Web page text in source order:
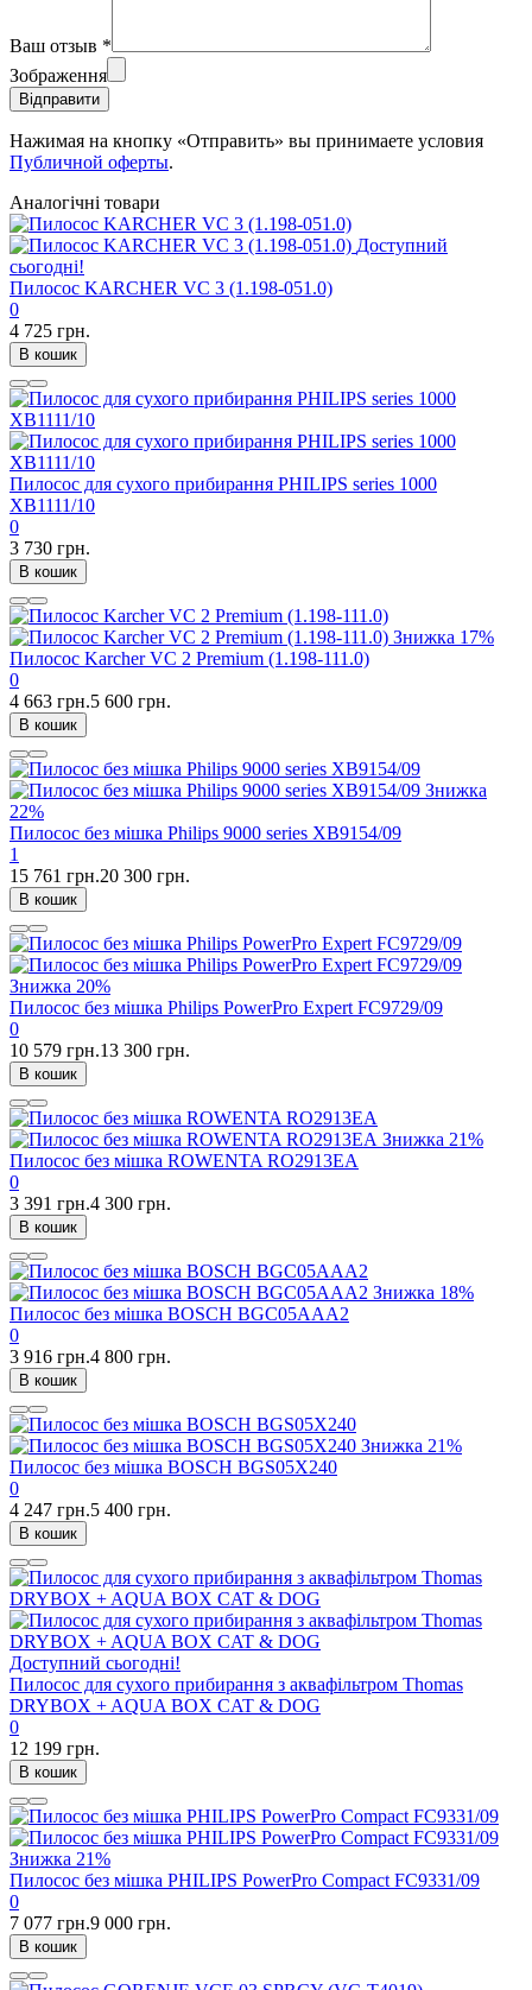
Ваш отзыв *
Зображення
Відправити
Нажимая на кнопку «Отправить» вы принимаете условия
Публичной оферты.
Аналогічні товари
Доступний
сьогодні!
Пилосос KARCHER VC 3 (1.198-051.0)
0
4 725 грн.
В кошик
Пилосос для сухого прибирання PHILIPS series 1000
XB1111/10
0
3 730 грн.
В кошик
Знижка 17%
Пилосос Karcher VC 2 Premium (1.198-111.0)
0
4 663 грн.5 600 грн.
В кошик
Знижка
22%
Пилосос без мішка Philips 9000 series XB9154/09
1
15 761 грн.20 300 грн.
В кошик
Знижка 20%
Пилосос без мішка Philips PowerPro Expert FC9729/09
0
10 579 грн.13 300 грн.
В кошик
Знижка 21%
Пилосос без мішка ROWENTA RO2913EA
0
3 391 грн.4 300 грн.
В кошик
Знижка 18%
Пилосос без мішка BOSCH BGC05AAA2
0
3 916 грн.4 800 грн.
В кошик
Знижка 21%
Пилосос без мішка BOSCH BGS05X240
0
4 247 грн.5 400 грн.
В кошик
Доступний сьогодні!
Пилосос для сухого прибирання з аквафільтром Thomas
DRYBOX + AQUA BOX CAT & DOG
0
12 199 грн.
В кошик
Знижка 21%
Пилосос без мішка PHILIPS PowerPro Compact FC9331/09
0
7 077 грн.9 000 грн.
В кошик